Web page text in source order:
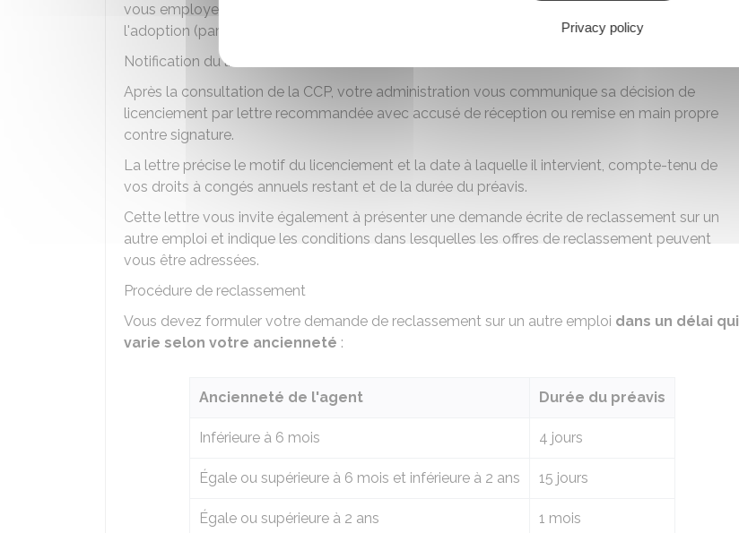
vous employer pour un motif autre que la grossesse, l'accouchement, la naissance ou
l'adoption (par exemple pour une faute disciplinaire).
Notification du licenciement
Après la consultation de la CCP, votre administration vous communique sa décision de
licenciement par lettre recommandée avec accusé de réception ou remise en main propre
contre signature.
La lettre précise le motif du licenciement et la date à laquelle il intervient, compte-tenu de
vos droits à congés annuels restant et de la durée du préavis.
Cette lettre vous invite également à présenter une demande écrite de reclassement sur un
autre emploi et indique les conditions dans lesquelles les offres de reclassement peuvent
vous être adressées.
Procédure de reclassement
Vous devez formuler votre demande de reclassement sur un autre emploi dans un délai qui
varie selon votre ancienneté :
Ancienneté de l'agent Durée du préavis
Inférieure à 6 mois 4 jours
Égale ou supérieure à 6 mois et inférieure à 2 ans 15 jours
Égale ou supérieure à 2 ans 1 mois
Privacy policy